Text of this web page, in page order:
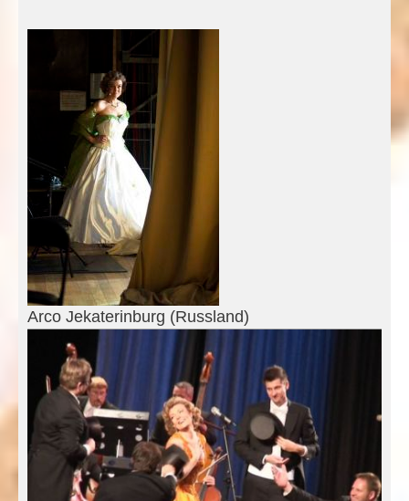
Arco Jekaterinburg (Russland)